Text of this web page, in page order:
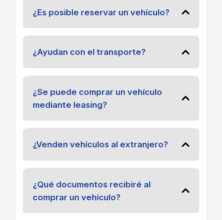
¿Es posible reservar un vehículo?
¿Ayudan con el transporte?
¿Se puede comprar un vehículo
mediante leasing?
¿Venden vehículos al extranjero?
¿Qué documentos recibiré al
comprar un vehículo?